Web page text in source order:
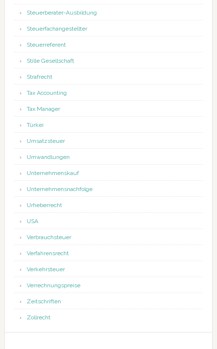
Steuerberater-Ausbildung
Steuerfachangestellter
Steuerreferent
Stille Gesellschaft
Strafrecht
Tax Accounting
Tax Manager
Türkei
Umsatzsteuer
Umwandlungen
Unternehmenskauf
Unternehmensnachfolge
Urheberrecht
USA
Verbrauchsteuer
Verfahrensrecht
Verkehrsteuer
Verrechnungspreise
Zeitschriften
Zollrecht